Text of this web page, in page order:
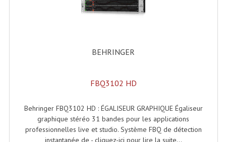
Moteurs Pavillons Pour Enceinte
Lecteurs Audio & Sources
Lecteurs Cd À Plats Lecteur MP3
Lecteurs Double Cd Mixage Intégrée
BEHRINGER
FBQ3102 HD
Behringer FBQ3102 HD : ÉGALISEUR GRAPHIQUE Égaliseur
graphique stéréo 31 bandes pour les applications
professionnelles live et studio. Système FBQ de détection
instantanée de - cliquez-ici pour lire la suite...